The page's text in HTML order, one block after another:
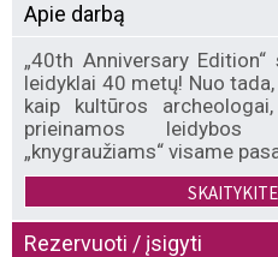
Apie darbą
„40th Anniversary
leidyklai 40 metų! Nuo
kaip kultūros
prieinamos leidybos
„knygraužiams“ visame
antropologijos ir
neprilygstamą kainą.
įmonės kredo, „Taschen“
knygų 40-metį. „40th
Rezervuoti / įsigyti